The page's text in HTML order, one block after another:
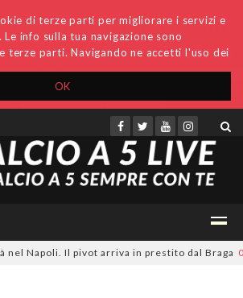
OK
di terze parti per migliorare i servizi e
info sulla tua navigazione sono
terze parti. Navigando ne accetti l'uso dei
Invio comunicati Redazione
Napoli. Il pivot arriva in prestito dal Braga